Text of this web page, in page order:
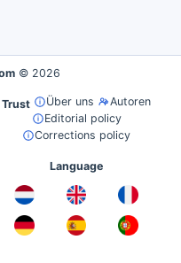
© 2026
Trust Über uns
Autoren
Editorial policy
Corrections policy
Language